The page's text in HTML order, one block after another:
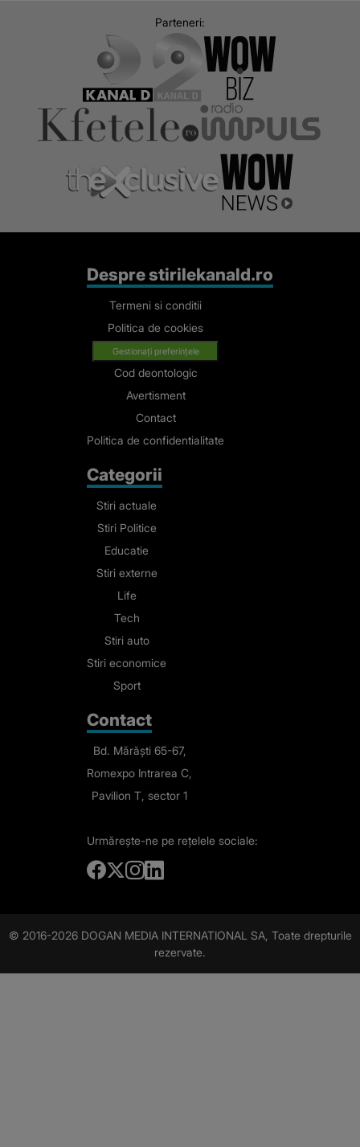
sfâșietoare!
Andreea, vino
acasă!"
Parteneri:
Despre stirilekanald.ro
Termeni si conditii
Politica de cookies
Gestionați preferințele
Cod deontologic
Avertisment
Contact
Politica de confidentialitate
Categorii
Stiri actuale
Stiri Politice
Educatie
Stiri externe
Life
Tech
Stiri auto
Stiri economice
Sport
Contact
Bd. Mărăști 65-67,
Romexpo Intrarea C,
Pavilion T, sector 1
Urmărește-ne pe rețelele sociale:
© 2016-2026 DOGAN MEDIA INTERNATIONAL SA, Toate drepturile
rezervate.